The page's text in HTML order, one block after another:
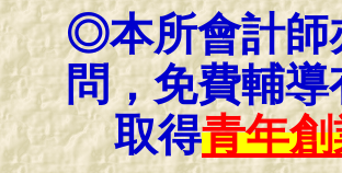
◎本所會計師
問，免費輔
取得青年